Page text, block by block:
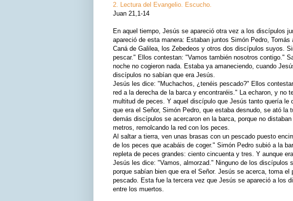
2. Lectura del Evangelio. Escucho.
Juan 21,1-14
En aquel tiempo, Jesús se apareció otra vez a los discípulos
apareció de esta manera: Estaban juntos Simón Pedro,
Caná de Galilea, los Zebedeos y otros dos discípulos suyos.
pescar." Ellos contestan: "Vamos también nosotros contigo."
noche no cogieron nada. Estaba ya amaneciendo, cuando
discípulos no sabían que era Jesús.
Jesús les dice: "Muchachos, ¿tenéis pescado?" Ellos
red a la derecha de la barca y encontraréis." La echaron, y no
multitud de peces. Y aquel discípulo que Jesús tanto quería le
que era el Señor, Simón Pedro, que estaba desnudo, se ató la
demás discípulos se acercaron en la barca, porque no
metros, remolcando la red con los peces.
Al saltar a tierra, ven unas brasas con un pescado puesto
de los peces que acabáis de coger." Simón Pedro subió a la
repleta de peces grandes: ciento cincuenta y tres. Y aunque
Jesús les dice: "Vamos, almorzad." Ninguno de los discípulos
porque sabían bien que era el Señor. Jesús se acerca, toma el
pescado. Esta fue la tercera vez que Jesús se apareció a los
entre los muertos.